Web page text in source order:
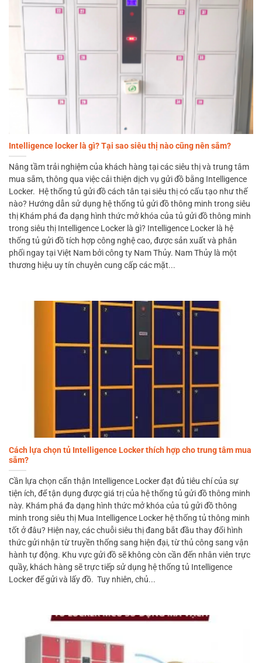
Intelligence locker là gì? Tại sao siêu thị nào cũng nên sắm?
Nâng tầm trải nghiệm của khách hàng tại các siêu thị và trung tâm
mua sắm, thông qua việc cải thiện dịch vụ gửi đồ bằng Intelligence
Locker. Hệ thống tủ gửi đồ cách tân tại siêu thị có cấu tạo như thế
nào? Hướng dẫn sử dụng hệ thống tủ gửi đồ thông minh trong siêu
thị Khám phá đa dạng hình thức mở khóa của tủ gửi đồ thông minh
trong siêu thị Intelligence Locker là gì? Intelligence Locker là hệ
thống tủ gửi đồ tích hợp công nghệ cao, được sản xuất và phân
phối ngay tại Việt Nam bởi công ty Nam Thủy. Nam Thủy là một
thương hiệu uy tín chuyên cung cấp các mặt...
Cách lựa chọn tủ Intelligence Locker thích hợp cho trung tâm mua
sắm?
Cần lựa chọn cẩn thận Intelligence Locker đạt đủ tiêu chí của sự
tiện ích, để tận dụng được giá trị của hệ thống tủ gửi đồ thông minh
này. Khám phá đa dạng hình thức mở khóa của tủ gửi đồ thông
minh trong siêu thị Mua Intelligence Locker hệ thống tủ thông minh
tốt ở đâu? Hiện nay, các chuỗi siêu thị đang bắt đầu thay đổi hình
thức gửi nhận từ truyền thống sang hiện đại, từ thủ công sang vận
hành tự động. Khu vực gửi đồ sẽ không còn cần đến nhân viên trực
quầy, khách hàng sẽ trực tiếp sử dụng hệ thống tủ Intelligence
Locker để gửi và lấy đồ. Tuy nhiên, chủ...